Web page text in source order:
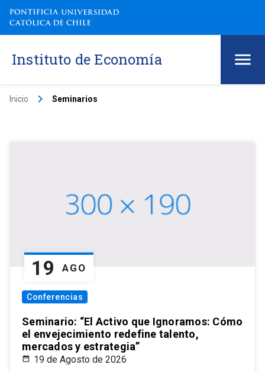
Instituto de Economía
Inicio keyboard_arrow_right Seminarios
19 AGO
Conferencias
Seminario: “El Activo que Ignoramos: Cómo
el envejecimiento redefine talento,
mercados y estrategia”
19 de Agosto de 2026